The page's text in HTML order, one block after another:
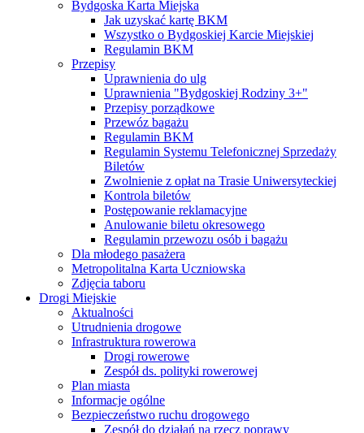
Bydgoska Karta Miejska
Jak uzyskać kartę BKM
Wszystko o Bydgoskiej Karcie Miejskiej
Regulamin BKM
Przepisy
Uprawnienia do ulg
Uprawnienia "Bydgoskiej Rodziny 3+"
Przepisy porządkowe
Przewóz bagażu
Regulamin BKM
Regulamin Systemu Telefonicznej Sprzedaży
Biletów
Zwolnienie z opłat na Trasie Uniwersyteckiej
Kontrola biletów
Postępowanie reklamacyjne
Anulowanie biletu okresowego
Regulamin przewozu osób i bagażu
Dla młodego pasażera
Metropolitalna Karta Uczniowska
Zdjęcia taboru
Drogi Miejskie
Aktualności
Utrudnienia drogowe
Infrastruktura rowerowa
Drogi rowerowe
Zespół ds. polityki rowerowej
Plan miasta
Informacje ogólne
Bezpieczeństwo ruchu drogowego
Zespół do działań na rzecz poprawy